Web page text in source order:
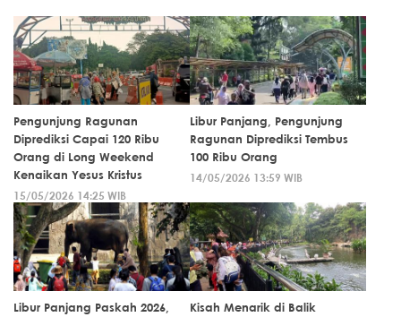
Pengunjung Ragunan
Diprediksi Capai 120 Ribu
Orang di Long Weekend
Kenaikan Yesus Kristus
15/05/2026 14:25 WIB
Libur Panjang, Pengunjung
Ragunan Diprediksi Tembus
100 Ribu Orang
14/05/2026 13:59 WIB
Libur Panjang Paskah 2026,
Kisah Menarik di Balik